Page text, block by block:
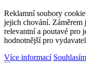
Reklamní soubory
jejich chování. Záměrem
relevantní a poutavé pro
hodnotnější pro
Více informací Souhlasím